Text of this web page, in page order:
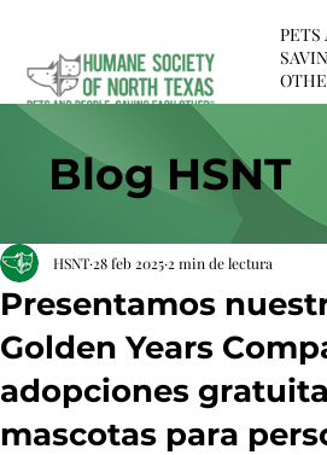
PETS
Blog HSNT
Presentamos
Golden Years
adopciones
mascotas para
HSNT 28 feb 2025 2 min de lectura